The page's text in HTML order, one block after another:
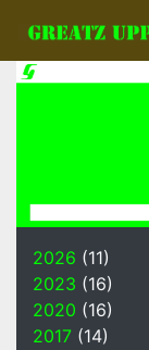
2026 (11)
2023 (16)
2020 (16)
2017 (14)